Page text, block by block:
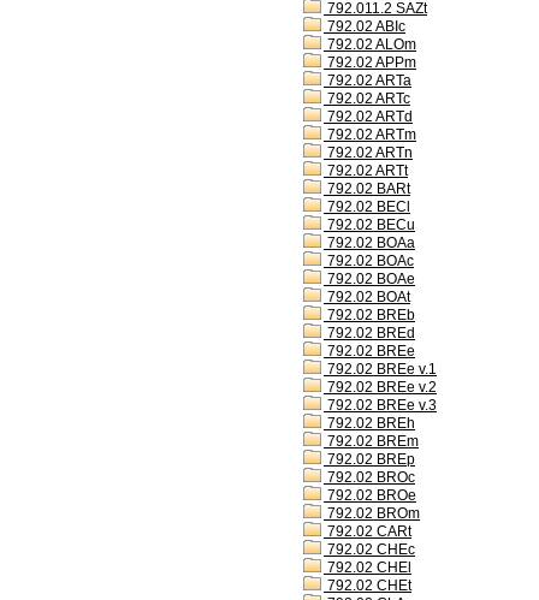
792.011.2 SAZt
792.02 ABIc
792.02 ALOm
792.02 APPm
792.02 ARTa
792.02 ARTc
792.02 ARTd
792.02 ARTm
792.02 ARTn
792.02 ARTt
792.02 BARt
792.02 BECl
792.02 BECu
792.02 BOAa
792.02 BOAc
792.02 BOAe
792.02 BOAt
792.02 BREb
792.02 BREd
792.02 BREe
792.02 BREe v.1
792.02 BREe v.2
792.02 BREe v.3
792.02 BREh
792.02 BREm
792.02 BREp
792.02 BROc
792.02 BROe
792.02 BROm
792.02 CARt
792.02 CHEc
792.02 CHEl
792.02 CHEt